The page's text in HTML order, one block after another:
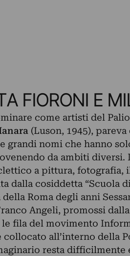
FIORONI E
come artisti del
(Luson, 1945),
grandi nomi che hanno
da ambiti diversi.
a pittura, fotografia,
dalla cosiddetta “Scuola
Roma degli anni
Angeli, promossi
fila del movimento
collocato all’interno della
resta difficilmente